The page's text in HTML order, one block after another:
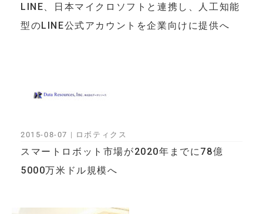
LINE、日本マイクロソフトと連携し、人工知能
型のLINE公式アカウントを企業向けに提供へ
スマートロボット市場が2020年までに78億
5000万米ドル規模へ
2015-08-07 | ロボティクス